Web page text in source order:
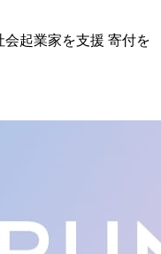
起業家を支援 寄付を